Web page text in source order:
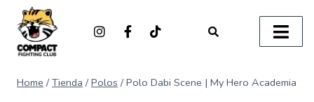
Home / Tienda / Polos / Polo Dabi Scene | My Hero Academia